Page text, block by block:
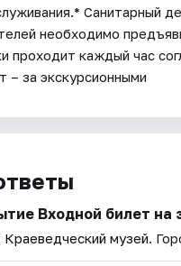
Санитарный
необходимо
проходит каждый час
– за экскурсионными
Входной билет
Краеведческий музей.